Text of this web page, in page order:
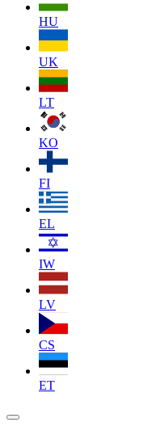
HU
UK
LT
KO
FI
EL
IW
LV
CS
ET